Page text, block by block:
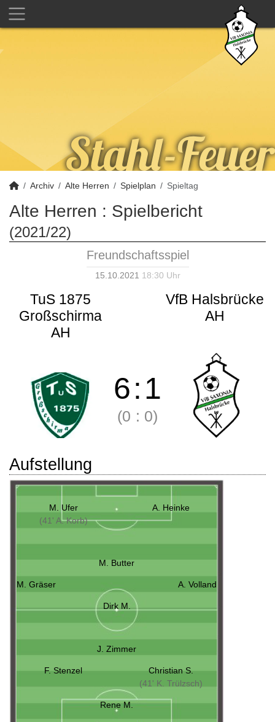
Archiv Alte Herren Spielplan Spieltag
Alte Herren : Spielbericht
(2021/22)
Freundschaftsspiel
15.10.2021 18:30 Uhr
TuS 1875
Großschirma
AH
VfB Halsbrücke
AH
6:1
(0 : 0)
Aufstellung
M. Ufer
(41' A. Korb)
A. Heinke
M. Butter
M. Gräser A. Volland
Dirk M.
J. Zimmer
F. Stenzel
Christian S.
(41' K. Trülzsch)
Rene M.